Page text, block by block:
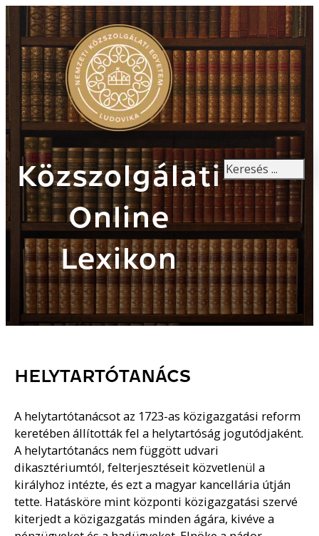
Közszolgálati
Online
Lexikon
Keresés
HELYTARTÓTANÁCS
A helytartótanácsot az 1723-as közigazgatási reform
keretében állították fel a helytartóság jogutódjaként.
A helytartótanács nem függött udvari
dikasztériumtól, felterjesztéseit közvetlenül a
királyhoz intézte, és ezt a magyar kancellária útján
tette. Hatásköre mint központi közigazgatási szervé
kiterjedt a közigazgatás minden ágára, kivéve a